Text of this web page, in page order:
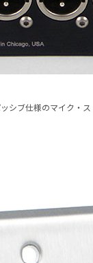
シブ仕様のマイク・ス